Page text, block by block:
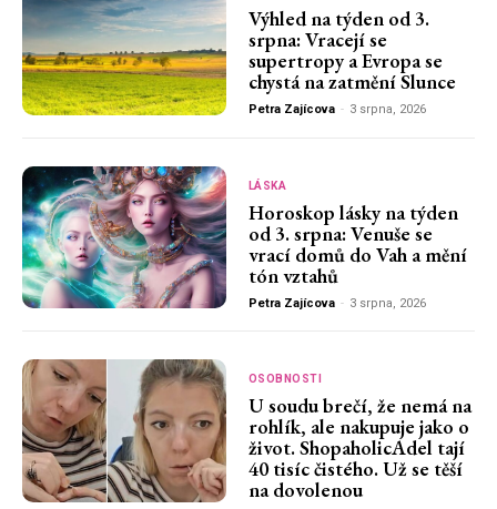
Výhled na týden od 3.
srpna: Vracejí se
supertropy a Evropa se
chystá na zatmění Slunce
Petra Zajícova - 3 srpna, 2026
LÁSKA
Horoskop lásky na týden
od 3. srpna: Venuše se
vrací domů do Vah a mění
tón vztahů
Petra Zajícova - 3 srpna, 2026
OSOBNOSTI
U soudu brečí, že nemá na
rohlík, ale nakupuje jako o
život. ShopaholicAdel tají
40 tisíc čistého. Už se těší
na dovolenou